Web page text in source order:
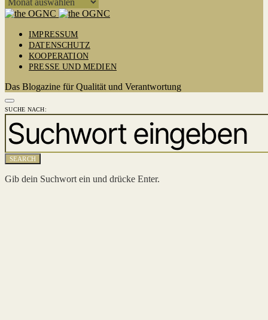
IMPRESSUM
DATENSCHUTZ
KOOPERATION
PRESSE UND MEDIEN
Das Blogazine für Qualität und Verantwortung
SUCHE NACH:
SEARCH
Gib dein Suchwort ein und drücke Enter.